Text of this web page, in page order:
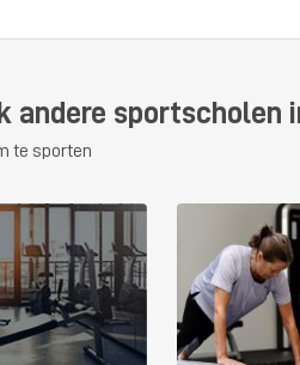
andere sportscholen
te sporten